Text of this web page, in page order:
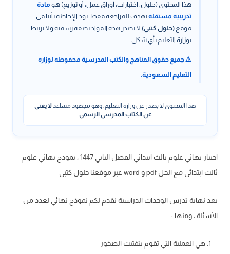
هذا المحتوى (حلول، اختبارات، أوراق عمل، أو توزيع) هو مادة
تدريبية مستقلةتهدف للمراجعة فقط. نود الإحاطة بأننا في
موقع (حلول كتبي) لا نصدر هذه المواد بصفة رسمية ولا نرتبط
بوزارة التعليم بأي شكل.
⚠️ جميع حقوق المناهج والكتب المدرسية محفوظة لوزارة
التعليم السعودية.
هذا المحتوى لا يصدر عن وزارة التعليم، وهو مجهود مساعدلا يغني
عن الكتاب المدرسي الرسمي.
اختبار نهائي علوم ثالث ابتدائي الفصل الثاني 1447 ، نموذج نهائي علوم
ثالث ابتدائي مع الحل pdf و word عبر موقعنا حلول كتبي
بعد نهاية تدرس الوحدات الدراسية نقدم لكم نموذج نهائي لعدد من
الأسئلة ، ومنها :
هي العملية التي تقوم بتفتيت الصخور